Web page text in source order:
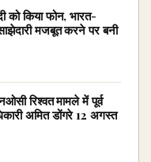
को किया फोन, भारत-
मजबूत करने पर बनी
रिश्वत मामले में पूर्व
अमित डोंगरे 12 अगस्त